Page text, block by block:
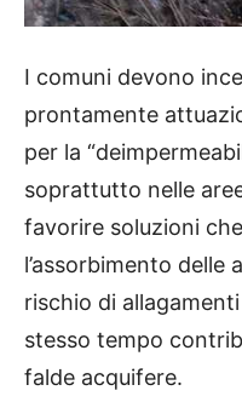
I comuni devono
prontamente
per la
soprattutto nelle
favorire soluzioni
l’assorbimento delle
rischio di
stesso tempo
falde acquifere.